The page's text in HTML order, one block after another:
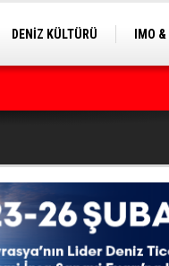
DENİZ KÜLTÜRÜ
IMO